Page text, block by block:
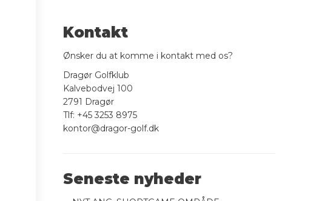
Kontakt
Ønsker du at komme i kontakt med os?
Dragør Golfklub
Kalvebodvej 100
2791 Dragør
Tlf: +45 3253 8975
kontor@dragor-golf.dk
Seneste nyheder